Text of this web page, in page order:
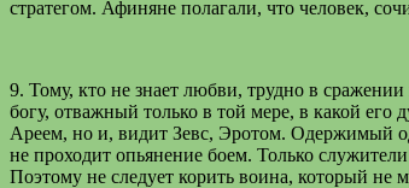
стратегом. Афиняне полагали, что человек,
9. Тому, кто не знает любви, трудно в
богу, отважный только в той мере, в какой
Ареем, но и, видит Зевс, Эротом. Одержимый
не проходит опьянение боем. Только
Поэтому не следует корить воина, который не